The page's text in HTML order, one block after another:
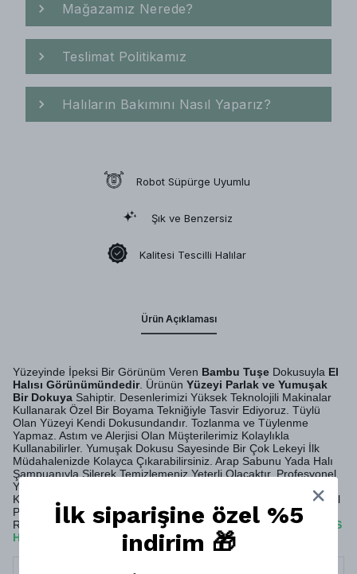
Mağazamız Nerede?
Teslimat Politikamız
Halıların Bakımını Nasıl Yaparız?
Robot Süpürge Uyumlu
Şık ve Benzersiz
Kalitesi Tescilli Halılar
Ürün Açıklaması
Yüzeyinde İpeksi Bir Görünüm Veren Bambu Tuşe Dokusuyla El
Halısı Görünümündedir. Ürünün Yüzeyi Parlak ve Yumuşak
Bir Dokuya Sahiptir. Desenlerimizi Yüksek Teknolojili Makinalar
Kullanarak Özel Bir Boyama Tekniğiyle Tasvir Ediyoruz. Tüylü
Olan Yüzeyi Kendi Dokusundandır. Tozlanma ve Tüylenme
Yapmaz. Astım ve Alerjisi Olan Müşterilerimiz Kolaylıkla
Kullanabilirler. Yumuşak Dokusu Sayesinde Bir Çok Lekeyi İlk
Müdahalenizde Kolayca Çıkarabilirsiniz. Arap Sabunu Yada Halı
Şampuanıyla Silerek Temizlemeniz Yeterli Olacaktır. Profesyonel
Yıkama Şirketlerine Verebilirsiniz. Evlerinde
Kullanan Müşterilerimiz İçin Ürünümüz Uygundur. Sırt Kısmı Özel
Pamuklu Dokuma Tabandır. MONTİS HALI Olarak Pamuk
Rejenere Geri Dönüşüm İpliği Kullanmaktayız. BöylelikleMONTİS
HALI
Doğa Dostudur.
İlk siparişine özel %5
indirim 🎁